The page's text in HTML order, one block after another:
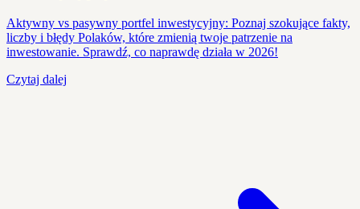
Aktywny vs pasywny portfel inwestycyjny: Poznaj szokujące fakty,
liczby i błędy Polaków, które zmienią twoje patrzenie na
inwestowanie. Sprawdź, co naprawdę działa w 2026!
Czytaj dalej